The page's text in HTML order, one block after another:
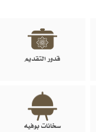
قدور التقديم
سخانات بوفيه